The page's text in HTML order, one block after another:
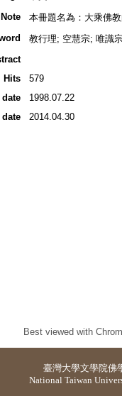
Note
本冊題名為：大乘佛
教行理; 空慧宗; 唯識
Hits
579
date
1998.07.22
2014.04.30
Best viewed with
臺灣大學文學院佛
National Taiwan